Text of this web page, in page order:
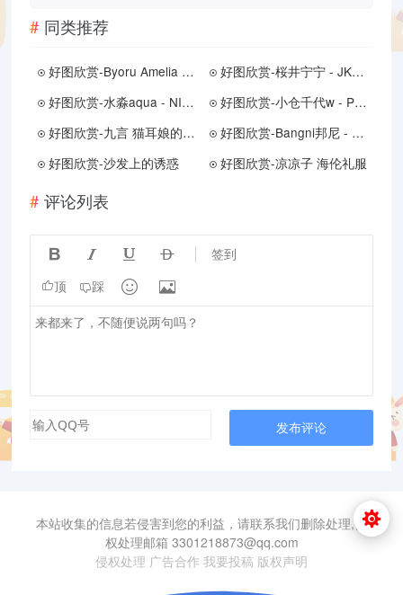
同类推荐
好图欣赏-Byoru Amelia Watson Hololive
好图欣赏-桜井宁宁 - JK制服
好图欣赏-水淼aqua - NIKKE 毒蛇
好图欣赏-小仓千代w - Patreon订阅 卯月桃子
好图欣赏-九言 猫耳娘的裙底
好图欣赏-Bangni邦尼 - 油润恶魔
好图欣赏-沙发上的诱惑
好图欣赏-凉凉子 海伦礼服
评论列表
    签到
顶 踩  
发布评论
本站收集的信息若侵害到您的利益，请联系我们删除处理,侵
权处理邮箱 3301218873@qq.com
侵权处理 广告合作 我要投稿 版权声明